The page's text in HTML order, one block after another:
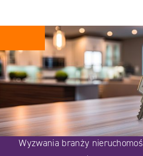
Wyzwania branży